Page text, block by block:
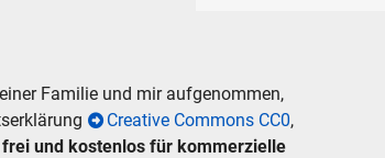
Familie und mir aufgenommen,
Creative Commons CC0,
frei und kostenlos für kommerzielle